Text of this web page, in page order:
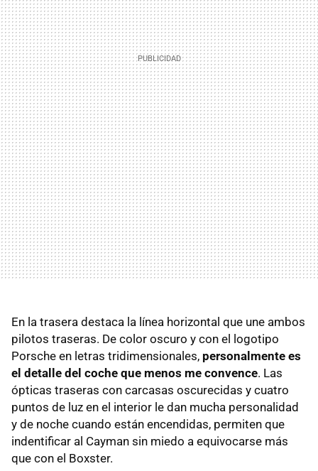
En la trasera destaca la línea horizontal que une ambos
pilotos traseras. De color oscuro y con el logotipo
Porsche en letras tridimensionales, personalmente es
el detalle del coche que menos me convence. Las
ópticas traseras con carcasas oscurecidas y cuatro
puntos de luz en el interior le dan mucha personalidad
y de noche cuando están encendidas, permiten que
indentificar al Cayman sin miedo a equivocarse más
que con el Boxster.